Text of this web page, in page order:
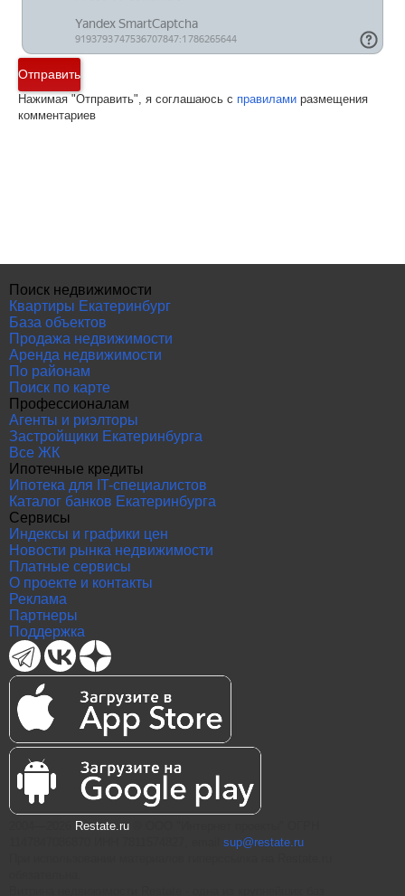
Отправить
Нажимая "Отправить", я соглашаюсь с правилами размещения
комментариев
Поиск недвижимости
Квартиры Екатеринбург
База объектов
Продажа недвижимости
Аренда недвижимости
По районам
Поиск по карте
Профессионалам
Агенты и риэлторы
Застройщики Екатеринбурга
Все ЖК
Ипотечные кредиты
Ипотека для IT-специалистов
Каталог банков Екатеринбурга
Сервисы
Индексы и графики цен
Новости рынка недвижимости
Платные сервисы
О проекте и контакты
Реклама
Партнеры
Поддержка
Restate.ru
sup@restate.ru